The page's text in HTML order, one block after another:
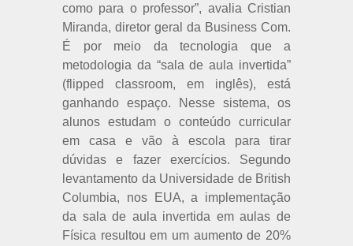
como para o professor”, avalia Cristian
Miranda, diretor geral da Business Com.
É por meio da tecnologia que a
metodologia da “sala de aula invertida”
(flipped classroom, em inglês), está
ganhando espaço. Nesse sistema, os
alunos estudam o conteúdo curricular
em casa e vão à escola para tirar
dúvidas e fazer exercícios. Segundo
levantamento da Universidade de British
Columbia, nos EUA, a implementação
da sala de aula invertida em aulas de
Física resultou em um aumento de 20%